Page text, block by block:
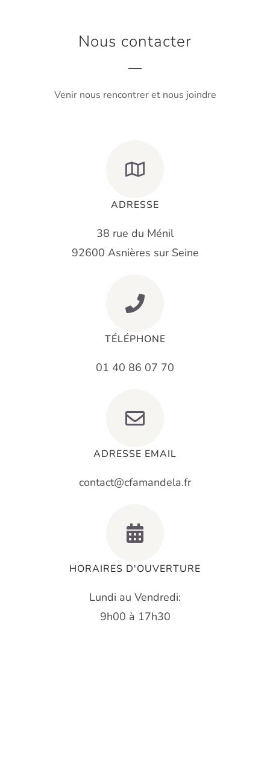
Nous contacter
Venir nous rencontrer et nous joindre
ADRESSE
38 rue du Ménil
92600 Asnières sur Seine
TÉLÉPHONE
01 40 86 07 70
ADRESSE EMAIL
contact@cfamandela.fr
HORAIRES D'OUVERTURE
Lundi au Vendredi:
9h00 à 17h30